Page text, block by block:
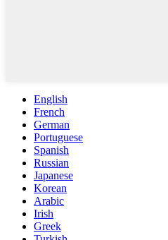
English
French
German
Portuguese
Spanish
Russian
Japanese
Korean
Arabic
Irish
Greek